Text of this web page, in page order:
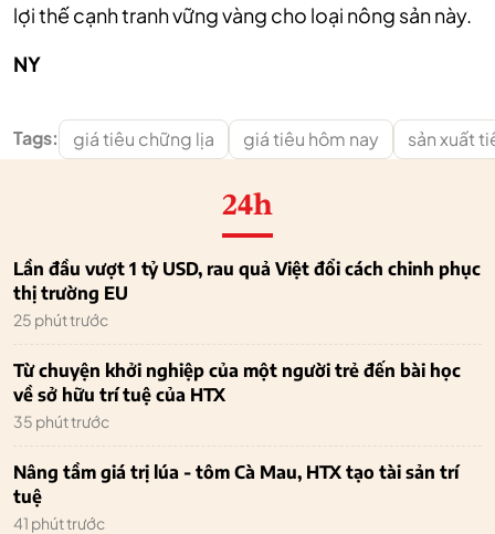
lợi thế cạnh tranh vững vàng cho loại nông sản này.
NY
Tags: giá tiêu chững lịa giá tiêu hôm nay sản xuất
24h
Lần đầu vượt 1 tỷ USD, rau quả Việt đổi cách chinh phục
thị trường EU
25 phút trước
Từ chuyện khởi nghiệp của một người trẻ đến bài học
về sở hữu trí tuệ của HTX
35 phút trước
Nâng tầm giá trị lúa - tôm Cà Mau, HTX tạo tài sản trí
tuệ
41 phút trước